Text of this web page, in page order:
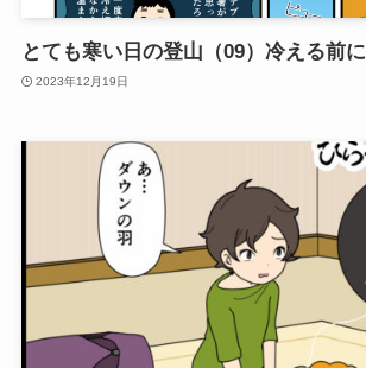
とても寒い日の登山（09）冷える前に
2023年12月19日